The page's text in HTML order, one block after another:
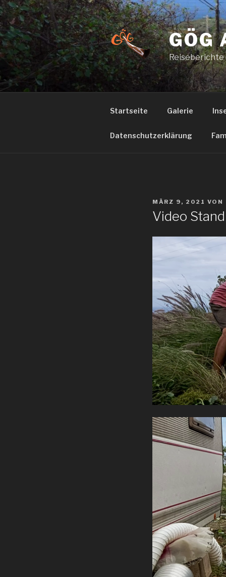
Zum
Inhalt
springen
GÖG
Reiseberichte
Startseite Galerie
Datenschutzerklärung
VERÖFFENTLICHT
MÄRZ 9, 2021 VON
Video